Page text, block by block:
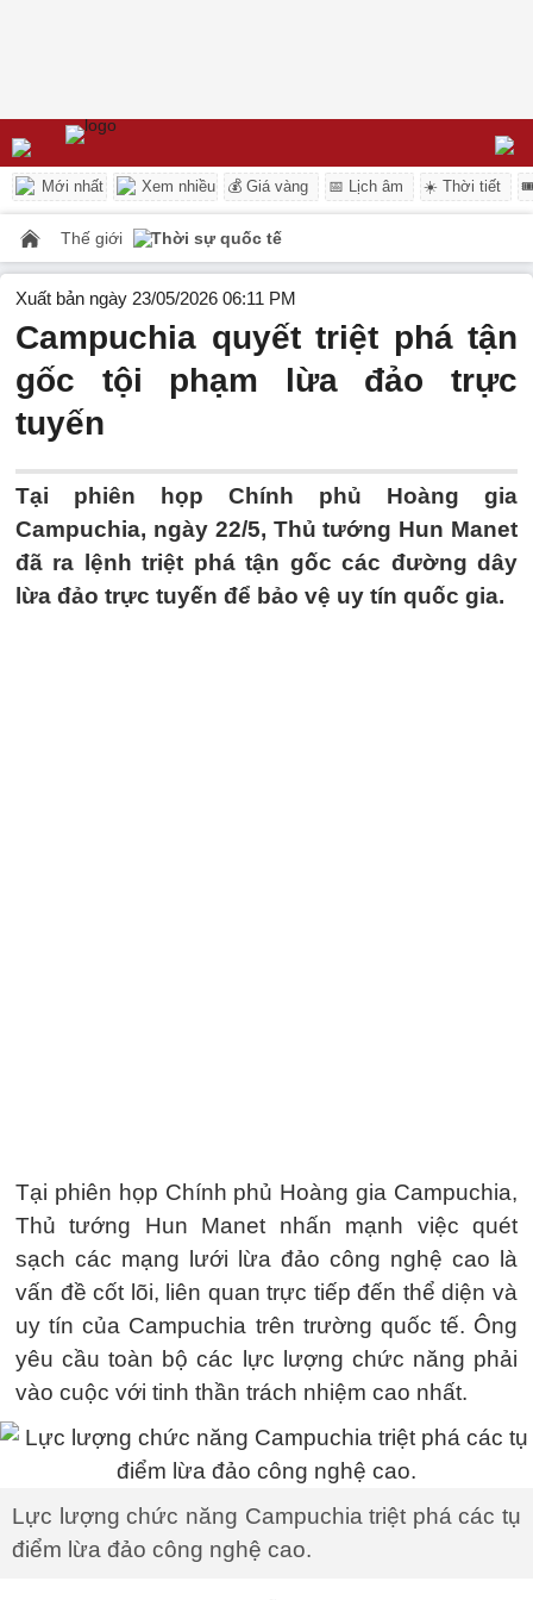
Mới nhất Xem nhiều 💰 Giá vàng 📅 Lịch âm ☀️ Thời tiết
Thế giới Thời sự quốc tế
Xuất bản ngày 23/05/2026 06:11 PM
Campuchia quyết triệt phá tận
gốc tội phạm lừa đảo trực
tuyến
Tại phiên họp Chính phủ Hoàng gia
Campuchia, ngày 22/5, Thủ tướng Hun Manet
đã ra lệnh triệt phá tận gốc các đường dây
lừa đảo trực tuyến để bảo vệ uy tín quốc gia.
Tại phiên họp Chính phủ Hoàng gia Campuchia,
Thủ tướng Hun Manet nhấn mạnh việc quét
sạch các mạng lưới lừa đảo công nghệ cao là
vấn đề cốt lõi, liên quan trực tiếp đến thể diện và
uy tín của Campuchia trên trường quốc tế. Ông
yêu cầu toàn bộ các lực lượng chức năng phải
vào cuộc với tinh thần trách nhiệm cao nhất.
Lực lượng chức năng Campuchia triệt phá các tụ
điểm lừa đảo công nghệ cao.